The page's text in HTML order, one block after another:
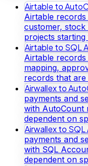
Airtable to
Airtable
customer,
projects
Airtable to SQL
Airtable
mapping,
records that are
Airwallex to
payments and
with AutoCount
dependent on
Airwallex to
payments and
with SQL
dependent on